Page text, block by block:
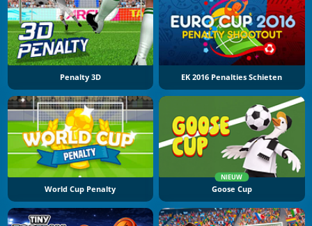
Penalty 3D EK 2016 Penalties Schieten
World Cup Penalty
NIEUW
Goose Cup